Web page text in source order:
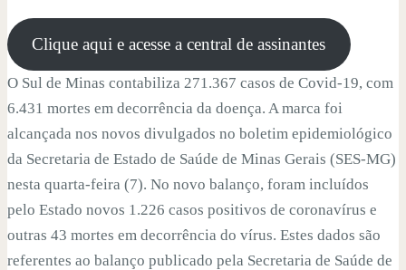
Clique aqui e acesse a central de assinantes
O Sul de Minas contabiliza 271.367 casos de Covid-19, com
6.431 mortes em decorrência da doença. A marca foi
alcançada nos novos divulgados no boletim epidemiológico
da Secretaria de Estado de Saúde de Minas Gerais (SES-MG)
nesta quarta-feira (7). No novo balanço, foram incluídos
pelo Estado novos 1.226 casos positivos de coronavírus e
outras 43 mortes em decorrência do vírus. Estes dados são
referentes ao balanço publicado pela Secretaria de Saúde de